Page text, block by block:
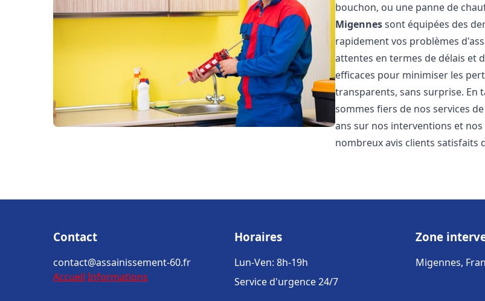
bouchon, ou une panne de
Migennessont équipées des
rapidement vos problèmes
attentes en termes de délais et
efficaces pour minimiser les
transparents, sans surprise. En
sommes fiers de nos services
ans sur nos interventions et
nombreux avis clients satisfaits
Contact
contact@assainissement-60.fr
Accueil Informations
Horaires
Lun-Ven: 8h-19h
Service d'urgence 24/7
Zone
Migennes,